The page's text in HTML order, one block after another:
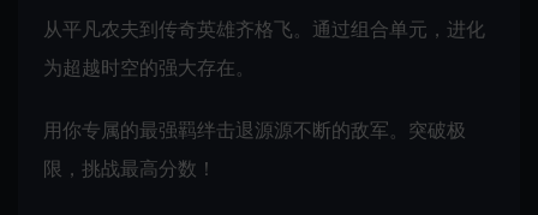
从平凡农夫到传奇英雄齐格飞。通过组合单元，进化
为超越时空的强大存在。
用你专属的最强羁绊击退源源不断的敌军。突破极
限，挑战最高分数！